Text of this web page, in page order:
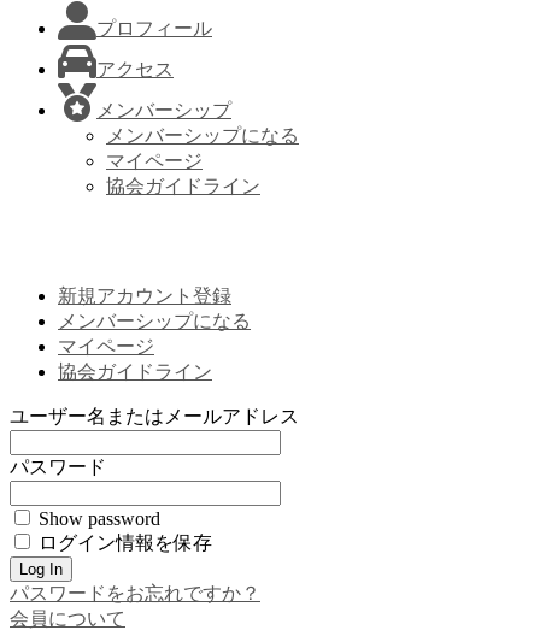
プロフィール
アクセス
メンバーシップ
メンバーシップになる
マイページ
協会ガイドライン
新規アカウント登録
メンバーシップになる
マイページ
協会ガイドライン
ユーザー名またはメールアドレス
パスワード
Show password
ログイン情報を保存
パスワードをお忘れですか？
会員について